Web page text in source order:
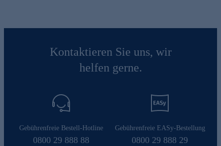
Kontaktieren Sie uns, wir
helfen gerne.
Gebührenfreie Bestell-Hotline
0800 29 888 88
Gebührenfreie EASy-Bestellung
0800 29 888 29